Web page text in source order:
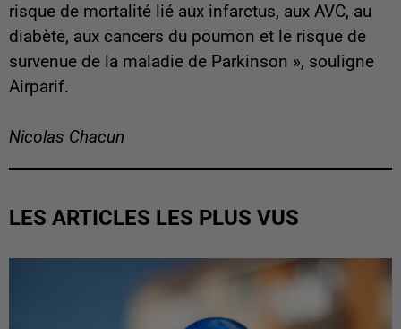
risque de mortalité lié aux infarctus, aux AVC, au
diabète, aux cancers du poumon et le risque de
survenue de la maladie de Parkinson », souligne
Airparif.
Nicolas Chacun
LES ARTICLES LES PLUS VUS